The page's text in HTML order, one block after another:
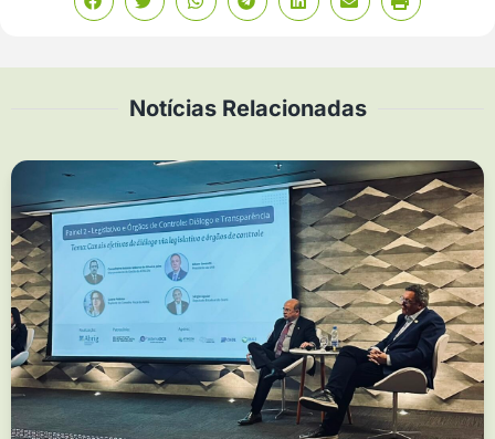
Notícias Relacionadas